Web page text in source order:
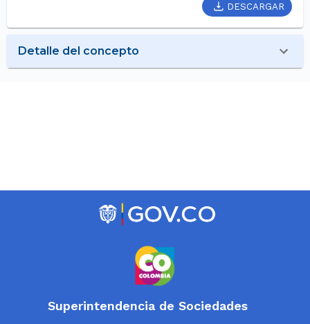
DESCARGAR
Detalle del concepto
Superintendencia de Sociedades